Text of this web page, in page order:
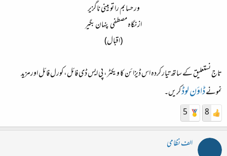
ور حسابم را تو بینی ناگزیر
از نگاہ مصطفی پنہان بگیر
(اقبال)
تاج نستعلیق کے ساتھ تیار کردہ اس ڈیزائن کا ویکٹر، پی ایس ڈی فائل، کورل فائل اورمزید
نمونےڈاؤن لوڈکریں۔
8
5
الف نظامی